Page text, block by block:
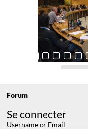
Forum
Se connecter
Username or Email